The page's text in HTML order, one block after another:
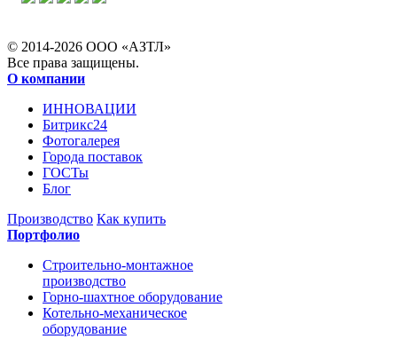
© 2014-2026 ООО «АЗТЛ»
Все права защищены.
О компании
ИННОВАЦИИ
Битрикс24
Фотогалерея
Города поставок
ГОСТы
Блог
Производство Как купить
Портфолио
Строительно-монтажное
производство
Горно-шахтное оборудование
Котельно-механическое
оборудование